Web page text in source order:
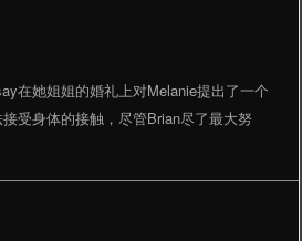
在她姐姐的婚礼上对Melanie提出了一个
受身体的接触，尽管Brian尽了最大努